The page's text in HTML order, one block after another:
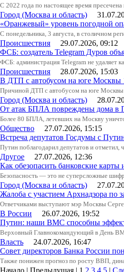
С 2022 года по настоящее время
Город (Москва и область)
«Оранжевый» уровень погодной
С понедельника, 3 августа, в столичном
Происшествия 29.07.2026, 09:12
ФСБ: создатель Telegram Дуров
ФСБ: администрация Telegram не удаляет
Происшествия 28.07.2026, 15:03
В ДТП с автобусом на юге Москвы
Причиной ДТП с автобусом на юге Москвы
Город (Москва и область)
От атак БПЛА повреждены дома в
Более 80 БПЛА, летевших на Москву
Общество 27.07.2026, 15:15
Встреча депутатов Госдумы с
Путин поблагодарил депутатов и
Другое 27.07.2026, 12:36
Как обезопасить банковские
Безопасность — это не суперсложные
Город (Москва и область)
Жалоба с участием Архнадзора по
Ответчиками выступают мэр Москвы
В России 26.07.2026, 19:52
Путин: наши ВМС способны
Верховный Главнокомандующий в День
Власть 24.07.2026, 16:47
Совет директоров Банка России
Также понижен прогноз по росту ВВП,
Начало | Предыдущая | 1 2 3 4 5 |